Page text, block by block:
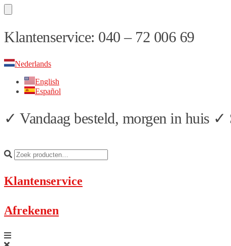
Skip
to
Skip
to
Klantenservice: 040 – 72 006 69
Nederlands
English
Español
✓ Vandaag besteld, morgen in huis
Klantenservice
Afrekenen